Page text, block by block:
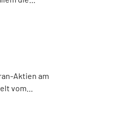
Aktien am
vom
als